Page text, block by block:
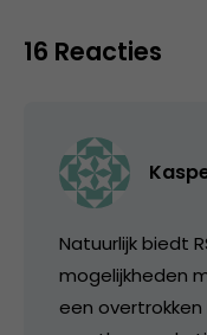
16 Reacties
Natuurlijk biedt
mogelijkheden
een